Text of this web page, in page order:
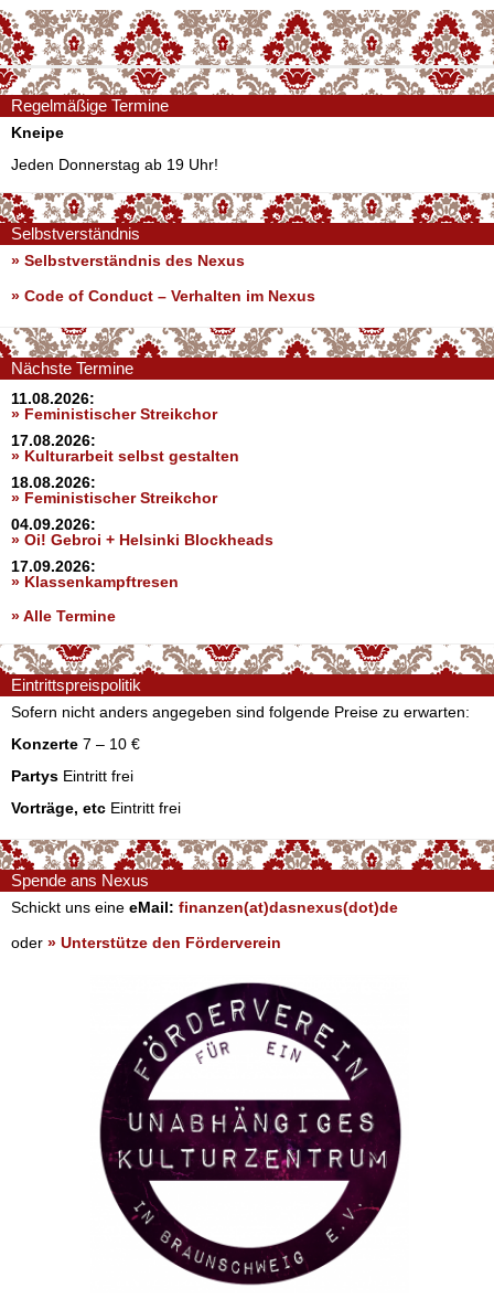
Regelmäßige Termine
Kneipe
Jeden Donnerstag ab 19 Uhr!
Selbstverständnis
» Selbstverständnis des Nexus
» Code of Conduct – Verhalten im Nexus
Nächste Termine
11.08.2026:
» Feministischer Streikchor
17.08.2026:
» Kulturarbeit selbst gestalten
18.08.2026:
» Feministischer Streikchor
04.09.2026:
» Oi! Gebroi + Helsinki Blockheads
17.09.2026:
» Klassenkampftresen
» Alle Termine
Eintrittspreispolitik
Sofern nicht anders angegeben sind folgende Preise zu erwarten:
Konzerte 7 – 10 €
Partys Eintritt frei
Vorträge, etc Eintritt frei
Spende ans Nexus
Schickt uns eine eMail: finanzen(at)dasnexus(dot)de
oder » Unterstütze den Förderverein